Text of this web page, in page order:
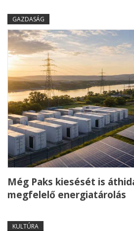
GAZDASÁG
Még Paks kiesését is
megfelelő energiatárolás
KULTÚRA